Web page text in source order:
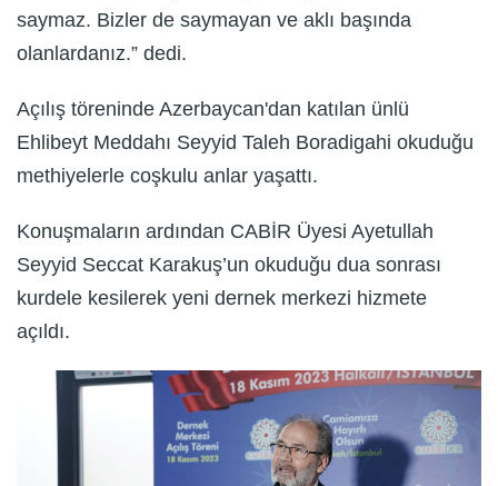
saymaz. Bizler de saymayan ve aklı başında
olanlardanız.” dedi.
Açılış töreninde Azerbaycan'dan katılan ünlü
Ehlibeyt Meddahı Seyyid Taleh Boradigahi okuduğu
methiyelerle coşkulu anlar yaşattı.
Konuşmaların ardından CABİR Üyesi Ayetullah
Seyyid Seccat Karakuş’un okuduğu dua sonrası
kurdele kesilerek yeni dernek merkezi hizmete
açıldı.